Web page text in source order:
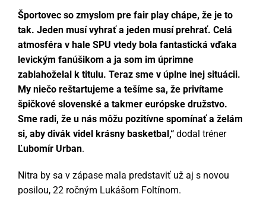
Športovec so zmyslom pre fair play chápe, že je to
tak. Jeden musí vyhrať a jeden musí prehrať. Celá
atmosféra v hale SPU vtedy bola fantastická vďaka
levickým fanúšikom a ja som im úprimne
zablahoželal k titulu. Teraz sme v úplne inej situácii.
My niečo reštartujeme a tešíme sa, že privítame
špičkové slovenské a takmer európske družstvo.
Sme radi, že u nás môžu pozitívne spomínať a želám
si, aby divák videl krásny basketbal,“dodal tréner
Ľubomír Urban.
Nitra by sa v zápase mala predstaviť už aj s novou
posilou, 22 ročným Lukášom Foltínom.